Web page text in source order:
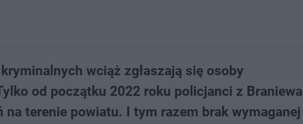
wciąż zgłaszają się osoby
od początku 2022 roku policjanci z Braniewa
terenie powiatu. I tym razem brak wymaganej